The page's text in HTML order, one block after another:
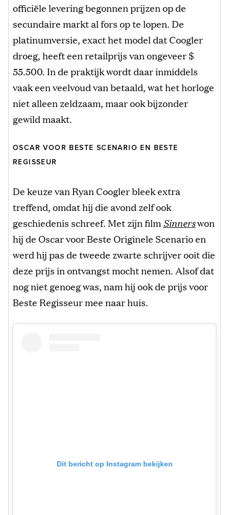
officiële levering begonnen prijzen op de
secundaire markt al fors op te lopen. De
platinumversie, exact het model dat Coogler
droeg, heeft een retailprijs van ongeveer $
55.500. In de praktijk wordt daar inmiddels
vaak een veelvoud van betaald, wat het horloge
niet alleen zeldzaam, maar ook bijzonder
gewild maakt.
OSCAR VOOR BESTE SCENARIO EN BESTE
REGISSEUR
De keuze van Ryan Coogler bleek extra
treffend, omdat hij die avond zelf ook
geschiedenis schreef. Met zijn film Sinnerswon
hij de Oscar voor Beste Originele Scenario en
werd hij pas de tweede zwarte schrijver ooit die
deze prijs in ontvangst mocht nemen. Alsof dat
nog niet genoeg was, nam hij ook de prijs voor
Beste Regisseur mee naar huis.
Dit bericht op Instagram bekijken